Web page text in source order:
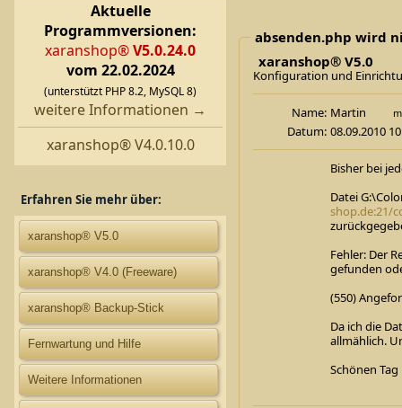
Aktuelle
Programmversionen:
xaranshop®V5.0.24.0
vom 22.02.2024
(unterstützt PHP 8.2, MySQL 8)
weitere Informationen →
xaranshop® V4.0.10.0
Erfahren Sie mehr über:
xaranshop® V5.0
xaranshop® V4.0 (Freeware)
xaranshop® Backup-Stick
Fernwartung und Hilfe
Weitere Informationen
absenden.php wird
xaranshop® V5.0
Konfiguration und
Name: Martin
Datum: 08.09.2010
Bisher bei
Datei
shop.de:21/
Fehler: Der
gefunden
(550)
Da ich die
allmählich.
Schönen Tag